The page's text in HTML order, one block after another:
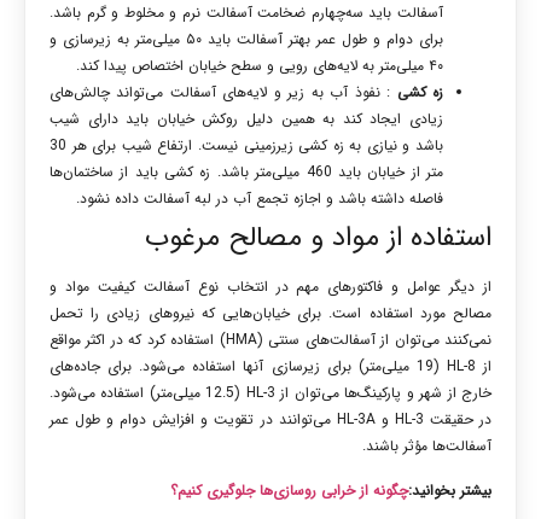
آسفالت باید سه‌چهارم ضخامت آسفالت نرم و مخلوط و گرم باشد.
برای دوام و طول عمر بهتر آسفالت باید ۵۰ میلی‌متر به زیرسازی و
۴۰ میلی‌متر به لایه‌های رویی و سطح خیابان اختصاص پیدا کند.
زه کشی : نفوذ آب به زیر و لایه‌های آسفالت می‌تواند چالش‌های
زیادی ایجاد کند به همین دلیل روکش خیابان باید دارای شیب
باشد و نیازی به زه کشی زیرزمینی نیست. ارتفاع شیب برای هر 30
متر از خیابان باید 460 میلی‌متر باشد. زه کشی باید از ساختمان‌ها
فاصله داشته باشد و اجازه تجمع آب در لبه آسفالت داده نشود.
استفاده از مواد و مصالح مرغوب
از دیگر عوامل و فاکتورهای مهم در انتخاب نوع آسفالت کیفیت مواد و
مصالح مورد استفاده است. برای خیابان‌هایی که نیروهای زیادی را تحمل
نمی‌کنند می‌توان از آسفالت‌های سنتی (HMA) استفاده کرد که در اکثر مواقع
از HL-8 (19 میلی‌متر) برای زیرسازی آنها استفاده می‌شود. برای جاده‌های
خارج از شهر و پارکینگ‌ها می‌توان از HL-3 (12.5 میلی‌متر) استفاده می‌شود.
در حقیقت HL-3 و HL-3A می‌توانند در تقویت و افزایش دوام و طول عمر
آسفالت‌ها مؤثر باشند.
بیشتر بخوانید:چگونه از خرابی روسازی‌ها جلوگیری کنیم؟